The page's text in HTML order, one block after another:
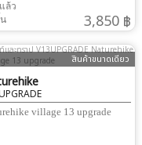
ล้ว
3,850 ฿
สินค้าขนาดเดียว
village 13 upgrade